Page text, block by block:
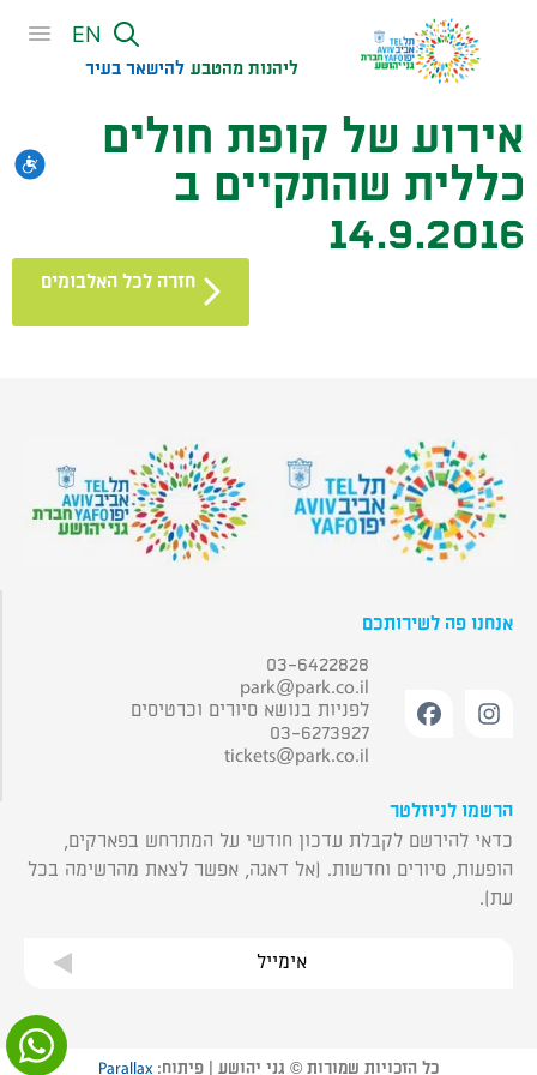
מֻפְעֶלֶת
מַעֲרֶכֶת
נָגִישׁ
בִּקְלִיק
הַמְּסַיַּעַת
EN
ליהנות מהטבע להישאר בעיר​
אירוע של קופת חולים
כללית שהתקיים ב
14.9.2016
חזרה לכל האלבומים
אנחנו פה לשירותכם
03-6422828
park@park.co.il
לפניות בנושא סיורים וכרטיסים
03-6273927
tickets@park.co.il
הרשמו לניוזלטר
כדאי להירשם לקבלת עדכון חודשי על המתרחש בפארקים,
הופעות, סיורים וחדשות. (אל דאגה, אפשר לצאת מהרשימה בכל
עת).
אימייל
כל הזכויות שמורות © גני יהושע | פיתוח: Parallax